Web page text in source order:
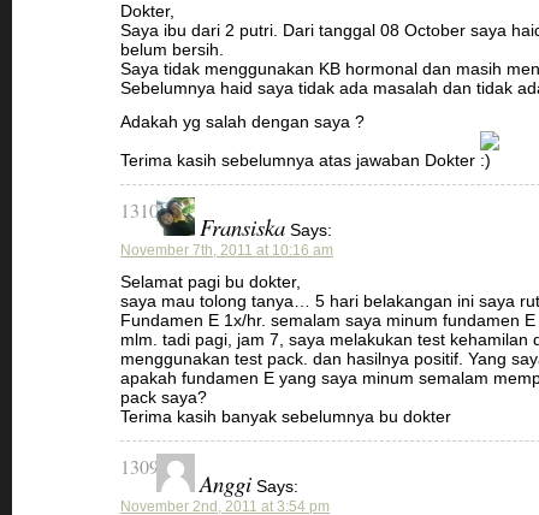
Dokter,
Saya ibu dari 2 putri. Dari tanggal 08 October saya
belum bersih.
Saya tidak menggunakan KB hormonal dan masih
Sebelumnya haid saya tidak ada masalah dan tidak
Adakah yg salah dengan saya ?
Terima kasih sebelumnya atas jawaban Dokter
1310
Fransiska Says:
November 7th, 2011 at 10:16 am
Selamat pagi bu dokter,
saya mau tolong tanya… 5 hari belakangan ini saya
Fundamen E 1x/hr. semalam saya minum fundamen
mlm. tadi pagi, jam 7, saya melakukan test kehamilan
menggunakan test pack. dan hasilnya positif. Yang
apakah fundamen E yang saya minum semalam
pack saya?
Terima kasih banyak sebelumnya bu dokter
1309
Anggi Says:
November 2nd, 2011 at 3:54 pm